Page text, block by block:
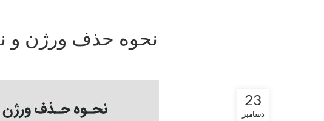
نحوه حذف ورژن و
23
دسامبر